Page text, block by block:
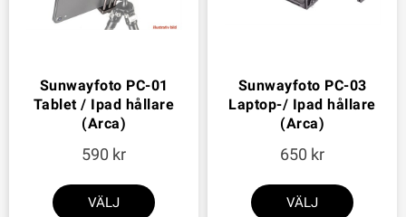
Sunwayfoto PC-01
Tablet / Ipad hållare
(Arca)
590
VÄLJ
Sunwayfoto PC-03
Laptop-/ Ipad hållare
(Arca)
650
VÄLJ